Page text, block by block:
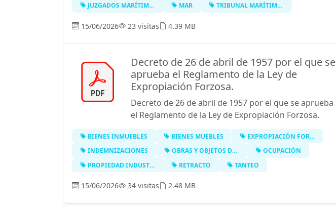
JUZGADOS MARÍTIMOS PERMANENTES
MAR TRIBUNAL MARÍTIMO CENTRAL
15/06/2026 23 visitas 4.39 MB
Decreto de 26 de abril de 1957 por el que se
aprueba el Reglamento de la Ley de
Expropiación Forzosa.
Decreto de 26 de abril de 1957 por el que se aprueba
el Reglamento de la Ley de Expropiación Forzosa.
BIENES INMUEBLES BIENES MUEBLES
EXPROPIACIÓN FORZOSA
INDEMNIZACIONES
OBRAS Y OBJETOS DE ARTE
OCUPACIÓN
PROPIEDAD INDUSTRIAL
RETRACTO TANTEO
15/06/2026 34 visitas 2.48 MB